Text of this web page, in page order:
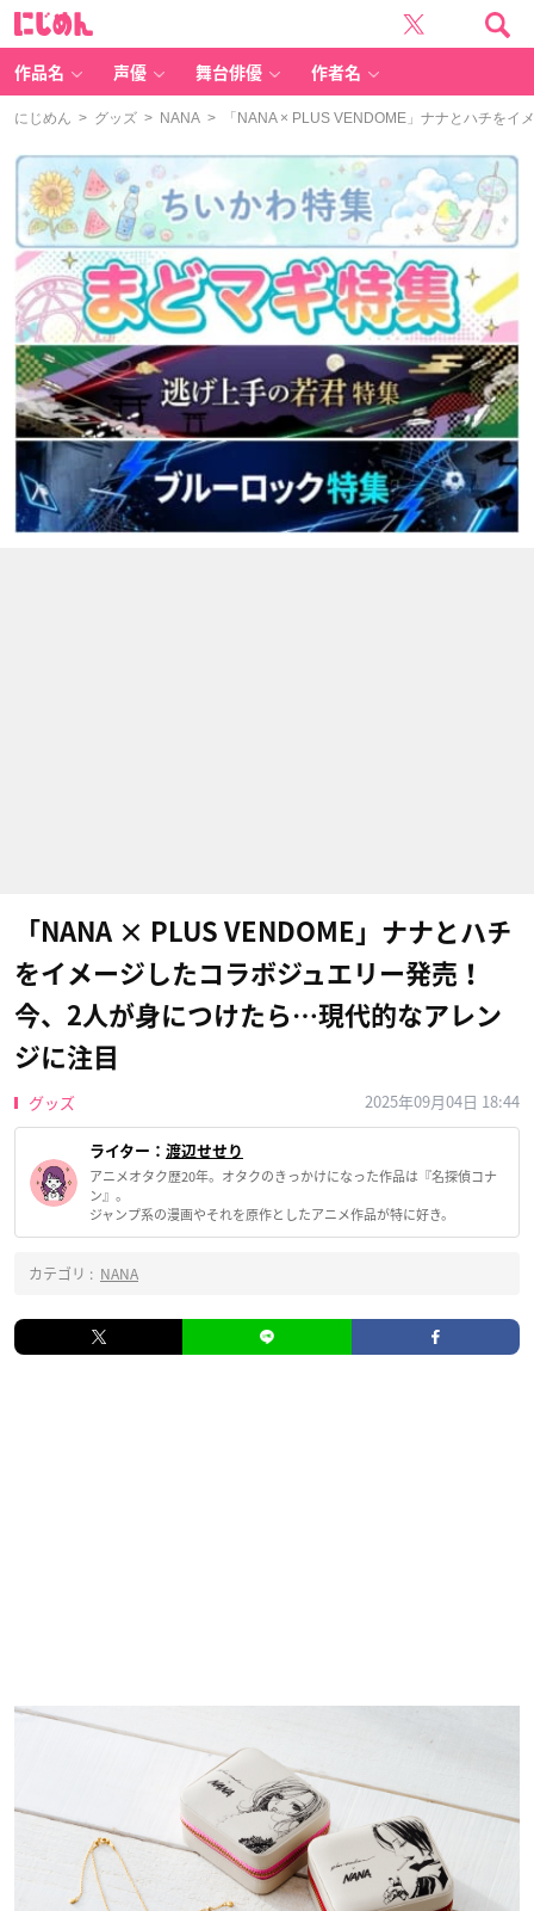
作品名 声優 舞台俳優 作者名
にじめん > グッズ > NANA > 「NANA × PLUS VENDOME」ナナとハチをイ
「NANA × PLUS VENDOME」ナナとハチ
をイメージしたコラボジュエリー発売！
今、2人が身につけたら…現代的なアレン
ジに注目
グッズ 2025年09月04日 18:44
ライター： 渡辺せせり
アニメオタク歴20年。オタクのきっかけになった作品は『名探偵コナ
ン』。
ジャンプ系の漫画やそれを原作としたアニメ作品が特に好き。
カテゴリ : NANA